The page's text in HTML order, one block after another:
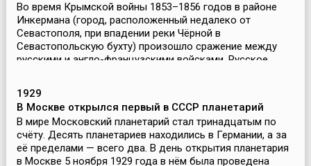
Во время Крымской войны 1853–1856 годов в районе
Инкермана (город, расположенный недалеко от
Севастополя, при впадении реки Чёрной в
Севастопольскую бухту) произошло сражение между
русскими и англо-французскими войсками. Русское
1929
В Москве открылся первый в СССР планетарий
В мире Московский планетарий стал тринадцатым по
счёту. Десять планетариев находились в Германии, а за
её пределами — всего два. В день открытия планетария
в Москве 5 ноября 1929 года в нём была проведена